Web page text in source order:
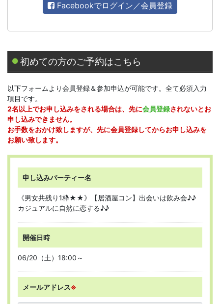
Facebookでログイン／会員登録
初めての方のご予約はこちら
以下フォームより会員登録＆参加申込が可能です。全て必須入力
項目です。
2名以上でお申し込みをされる場合は、先に会員登録されないとお
申し込みできません。
お手数をおかけ致しますが、先に会員登録してからお申し込みを
お願い致します。
申し込みパーティー名
《男女共残り1枠★★》【居酒屋コン】出会いは飲み会♪♪
カジュアルに自然に恋する♪♪
開催日時
06/20（土）18:00～
メールアドレス※